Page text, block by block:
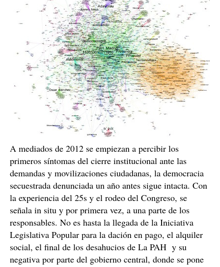
A mediados de 2012 se empiezan a percibir los
primeros síntomas del cierre institucional ante las
demandas y movilizaciones ciudadanas, la democracia
secuestrada denunciada un año antes sigue intacta. Con
la experiencia del 25s y el rodeo del Congreso, se
señala in situ y por primera vez, a una parte de los
responsables. No es hasta la llegada de la Iniciativa
Legislativa Popular para la dación en pago, el alquiler
social, el final de los desahucios de La PAH y su
negativa por parte del gobierno central, donde se pone